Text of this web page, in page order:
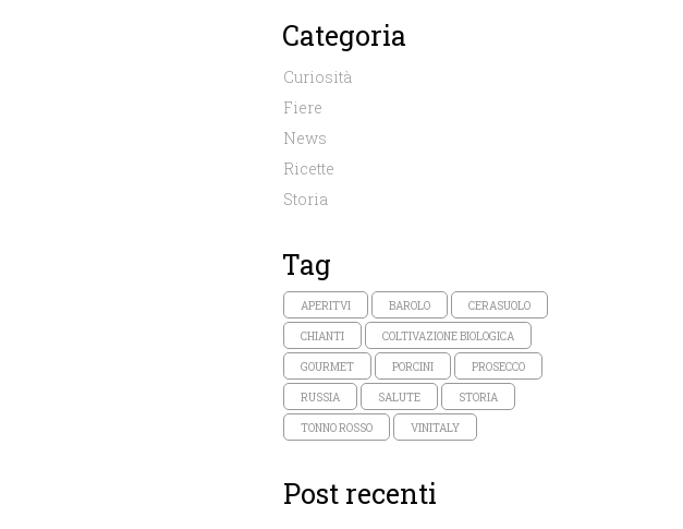
Categoria
Curiosità
Fiere
News
Ricette
Storia
Tag
APERITVI BAROLO CERASUOLO
CHIANTI COLTIVAZIONE BIOLOGICA
GOURMET PORCINI PROSECCO
RUSSIA SALUTE STORIA
TONNO ROSSO VINITALY
Post recenti